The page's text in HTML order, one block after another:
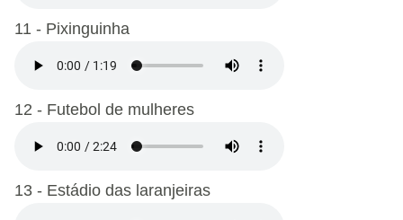
11 - Pixinguinha
12 - Futebol de mulheres
13 - Estádio das laranjeiras